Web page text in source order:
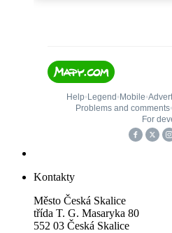
Kontakty
Město Česká Skalice
třída T. G. Masaryka 80
552 03 Česká Skalice